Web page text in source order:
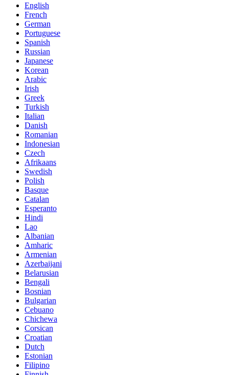
English
French
German
Portuguese
Spanish
Russian
Japanese
Korean
Arabic
Irish
Greek
Turkish
Italian
Danish
Romanian
Indonesian
Czech
Afrikaans
Swedish
Polish
Basque
Catalan
Esperanto
Hindi
Lao
Albanian
Amharic
Armenian
Azerbaijani
Belarusian
Bengali
Bosnian
Bulgarian
Cebuano
Chichewa
Corsican
Croatian
Dutch
Estonian
Filipino